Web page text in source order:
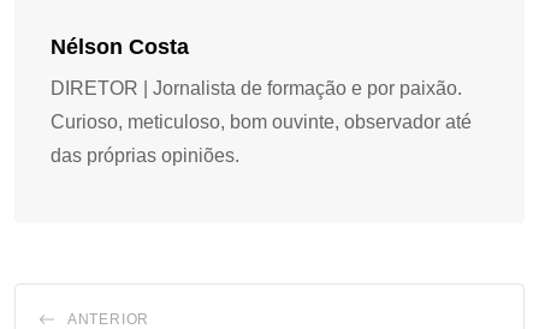
Nélson Costa
DIRETOR | Jornalista de formação e por paixão.
Curioso, meticuloso, bom ouvinte, observador até
das próprias opiniões.
ANTERIOR